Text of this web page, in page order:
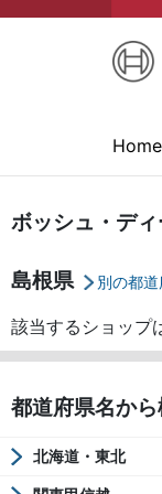
Home
ボッシュ・デ
島根県 別の都
該当するショップ
都道府県名か
北海道・東北